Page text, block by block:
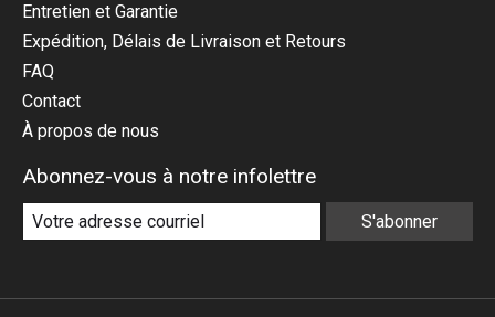
Entretien et Garantie
Expédition, Délais de Livraison et Retours
FAQ
Contact
À propos de nous
Abonnez-vous à notre infolettre
S'abonner